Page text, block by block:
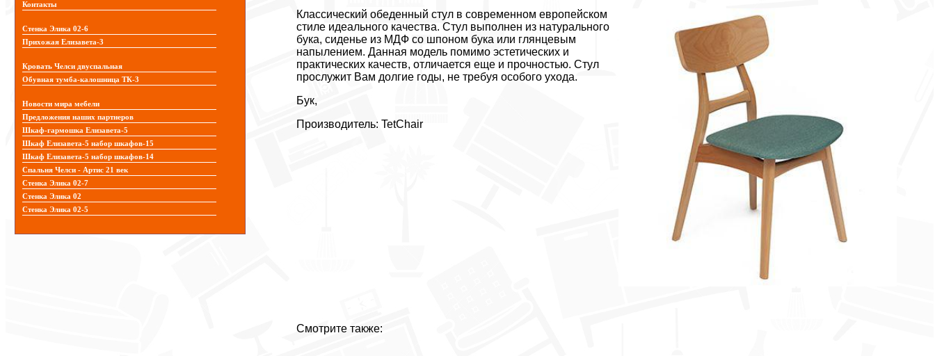
Классический обеденный стул в современном европейском
стиле идеального качества. Стул выполнен из натурального
бука, сиденье из МДФ со шпоном бука или глянцевым
напылением. Данная модель помимо эстетических и
практических качеств, отличается еще и прочностью. Стул
прослужит Вам долгие годы, не требуя особого ухода.
Бук,
Производитель: TetChair
Смотрите также:
Контакты
Стенка Элика 02-6
Прихожая Елизавета-3
Кровать Челси двуспальная
Обувная тумба-калошница ТК-3
Новости мира мебели
Предложения наших партнеров
Шкаф-гармошка Елизавета-5
Шкаф Елизавета-5 набор шкафов-15
Шкаф Елизавета-5 набор шкафов-14
Спальня Челси - Артис 21 век
Стенка Элика 02-7
Стенка Элика 02
Стенка Элика 02-5